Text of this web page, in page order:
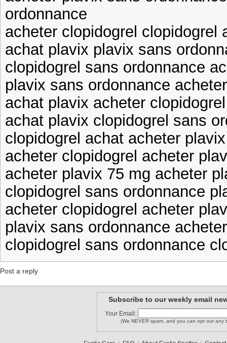
ordonnance
acheter clopidogrel clopidogrel
achat plavix plavix sans
clopidogrel sans ordonnance
plavix sans ordonnance
achat plavix acheter clopidogrel
achat plavix clopidogrel sans
clopidogrel achat acheter
acheter clopidogrel acheter
acheter plavix 75 mg acheter
clopidogrel sans ordonnance
acheter clopidogrel acheter
plavix sans ordonnance
clopidogrel sans ordonnance
Post a reply
Subscribe to our weekly email
Your Email:
(We NEVER spam, and you can opt out any